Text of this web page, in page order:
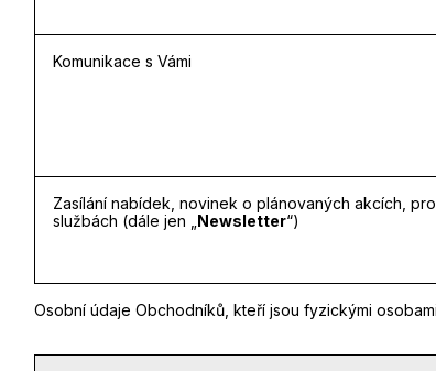
Komunikace s Vámi
Zasílání nabídek, novinek o plánovaných akcích,
službách (dále jen „ Newsletter“)
Osobní údaje Obchodníků, kteří jsou fyzickými